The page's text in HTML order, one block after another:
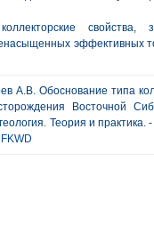
свойства,
эффективных
А.В. Обоснование типа
Восточной
Теория и